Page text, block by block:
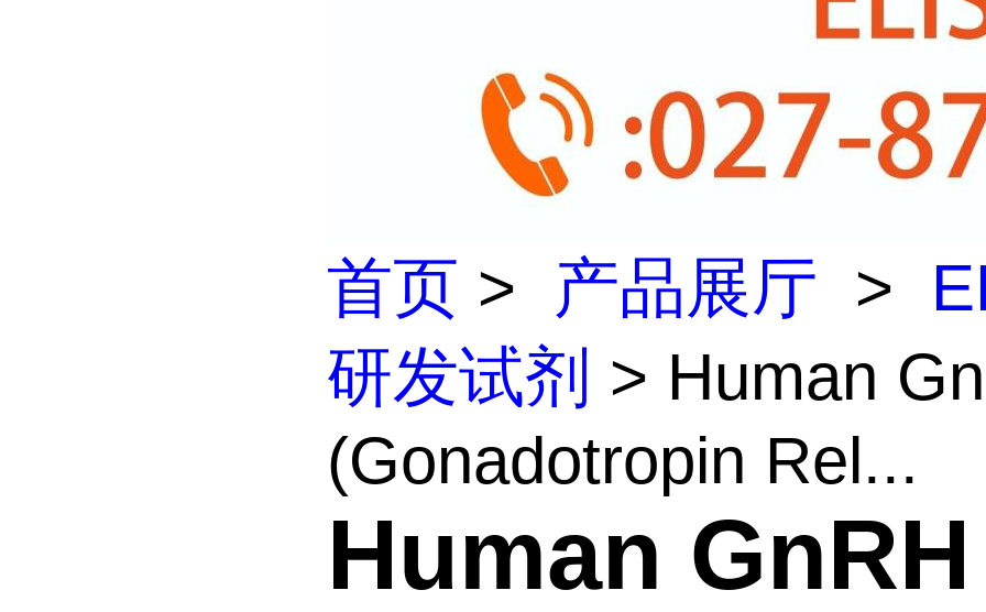
首页 > 产品展厅 >
研发试剂 > Human
(Gonadotropin Rel...
Human GnRH